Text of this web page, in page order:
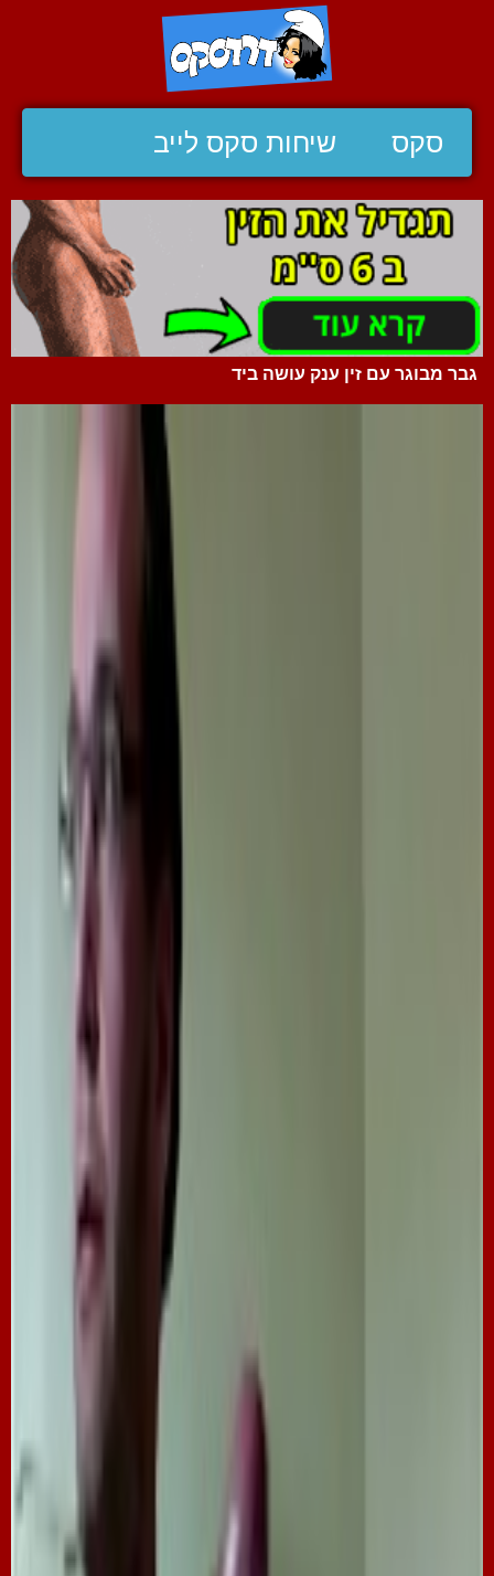
סקס שיחות סקס לייב
גבר מבוגר עם זין ענק עושה ביד